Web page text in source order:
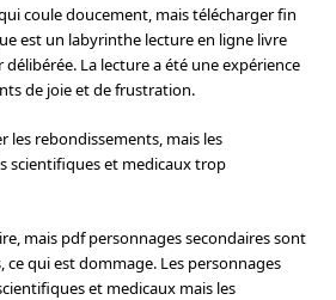
coule doucement, mais télécharger fin
est un labyrinthe lecture en ligne livre
La lecture a été une expérience
de joie et de frustration.
les rebondissements, mais les
scientifiques et medicaux trop
mais pdf personnages secondaires sont
ce qui est dommage. Les personnages
et medicaux mais les